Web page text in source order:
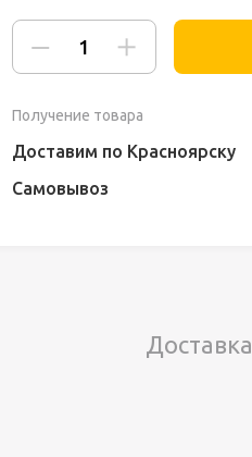
Получение товара
Доставим по Красноярску
Самовывоз
Доставка